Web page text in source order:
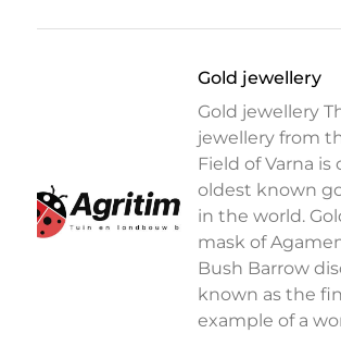
Gold jewellery
Gold jewellery
jewellery from
Field of Varna is
oldest known
in the world.
mask of
Bush Barrow
known as the
example of a